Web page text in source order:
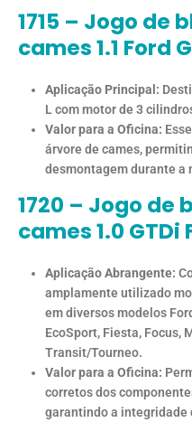
1715 – Jogo de
cames 1.1 Ford
Aplicação Principal:
L com motor de 3
Valor para a Oficina:
árvore de cames,
desmontagem durante a
1720 – Jogo de
cames 1.0 GTDi
Aplicação Abrangente:
amplamente utilizado
em diversos modelos
EcoSport, Fiesta, Focus,
Transit/Tourneo.
Valor para a Oficina:
corretos dos
garantindo a integridade